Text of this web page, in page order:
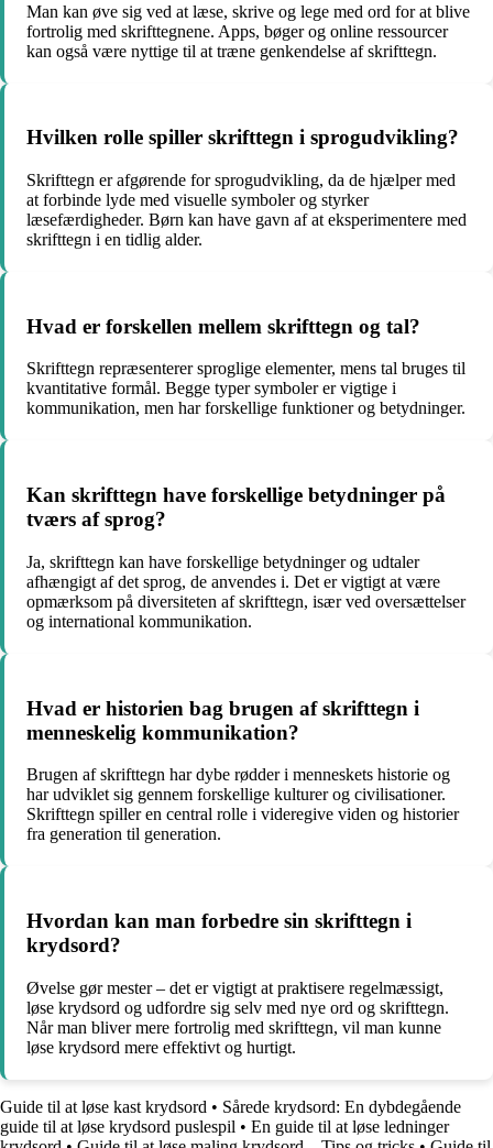
Man kan øve sig ved at læse, skrive og lege med ord for at blive
fortrolig med skrifttegnene. Apps, bøger og online ressourcer
kan også være nyttige til at træne genkendelse af skrifttegn.
Hvilken rolle spiller skrifttegn i sprogudvikling?
Skrifttegn er afgørende for sprogudvikling, da de hjælper med
at forbinde lyde med visuelle symboler og styrker
læsefærdigheder. Børn kan have gavn af at eksperimentere med
skrifttegn i en tidlig alder.
Hvad er forskellen mellem skrifttegn og tal?
Skrifttegn repræsenterer sproglige elementer, mens tal bruges til
kvantitative formål. Begge typer symboler er vigtige i
kommunikation, men har forskellige funktioner og betydninger.
Kan skrifttegn have forskellige betydninger på
tværs af sprog?
Ja, skrifttegn kan have forskellige betydninger og udtaler
afhængigt af det sprog, de anvendes i. Det er vigtigt at være
opmærksom på diversiteten af skrifttegn, især ved oversættelser
og international kommunikation.
Hvad er historien bag brugen af skrifttegn i
menneskelig kommunikation?
Brugen af skrifttegn har dybe rødder i menneskets historie og
har udviklet sig gennem forskellige kulturer og civilisationer.
Skrifttegn spiller en central rolle i videregive viden og historier
fra generation til generation.
Hvordan kan man forbedre sin skrifttegn i
krydsord?
Øvelse gør mester – det er vigtigt at praktisere regelmæssigt,
løse krydsord og udfordre sig selv med nye ord og skrifttegn.
Når man bliver mere fortrolig med skrifttegn, vil man kunne
løse krydsord mere effektivt og hurtigt.
Guide til at løse kast krydsord • Sårede krydsord: En dybdegående
guide til at løse krydsord puslespil • En guide til at løse ledninger